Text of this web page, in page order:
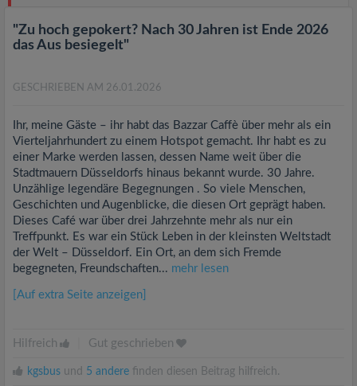
"Zu hoch gepokert? Nach 30 Jahren ist Ende 2026
das Aus besiegelt"
GESCHRIEBEN AM 26.01.2026
Ihr, meine Gäste – ihr habt das Bazzar Caffè über mehr als ein
Vierteljahrhundert zu einem Hotspot gemacht. Ihr habt es zu
einer Marke werden lassen, dessen Name weit über die
Stadtmauern Düsseldorfs hinaus bekannt wurde. 30 Jahre.
Unzählige legendäre Begegnungen . So viele Menschen,
Geschichten und Augenblicke, die diesen Ort geprägt haben.
Dieses Café war über drei Jahrzehnte mehr als nur ein
Treffpunkt. Es war ein Stück Leben in der kleinsten Weltstadt
der Welt – Düsseldorf. Ein Ort, an dem sich Fremde
begegneten, Freundschaften... mehr lesen
[Auf extra Seite anzeigen]
Hilfreich Gut geschrieben
kgsbus und 5 andere finden diesen Beitrag hilfreich.